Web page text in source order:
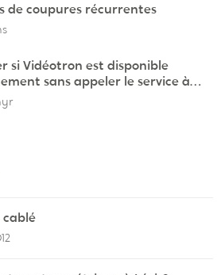
de coupures récurrentes
si Vidéotron est disponible
sans appeler le service à